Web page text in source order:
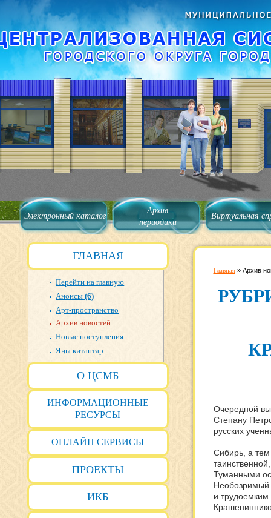
Электронный каталог
Архив
периодики
Виртуальная
ГЛАВНАЯ
Перейти на главную
Анонсы(6)
Арт-пространство
Архив новостей
Новые поступления
Яңы китаптар
О ЦСМБ
ИНФОРМАЦИОННЫЕ
РЕСУРСЫ
ОНЛАЙН СЕРВИСЫ
ПРОЕКТЫ
ИКБ
Главная» Архив
Очередной
Степану
русских
Сибирь, а тем
Туманными
Необозримый
и